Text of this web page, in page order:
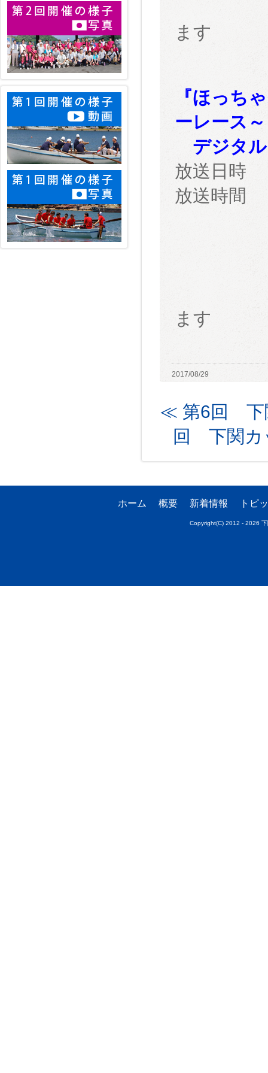
ます
『ほっち
ーレース～
デジタ
放送日時
放送時間
ます
2017/08/29
≪ 第6回 下
回 下関カ
ホーム 概要 新着情報 トピ
Copyright(C) 2012 - 2026